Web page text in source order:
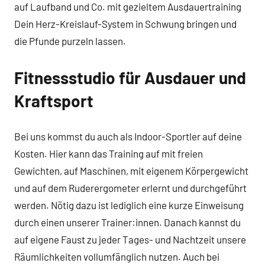
auf Laufband und Co. mit gezieltem Ausdauertraining
Dein Herz-Kreislauf-System in Schwung bringen und
die Pfunde purzeln lassen.
Fitnessstudio für Ausdauer und
Kraftsport
Bei uns kommst du auch als Indoor-Sportler auf deine
Kosten. Hier kann das Training auf mit freien
Gewichten, auf Maschinen, mit eigenem Körpergewicht
und auf dem Ruderergometer erlernt und durchgeführt
werden. Nötig dazu ist lediglich eine kurze Einweisung
durch einen unserer Trainer:innen. Danach kannst du
auf eigene Faust zu jeder Tages- und Nachtzeit unsere
Räumlichkeiten vollumfänglich nutzen. Auch bei